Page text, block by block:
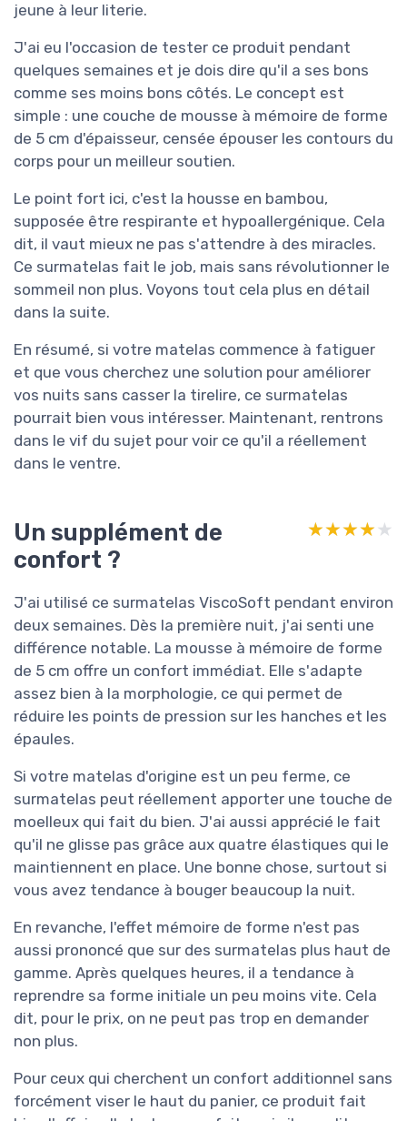
jeune à leur literie.
J'ai eu l'occasion de tester ce produit pendant
quelques semaines et je dois dire qu'il a ses bons
comme ses moins bons côtés. Le concept est
simple : une couche de mousse à mémoire de forme
de 5 cm d'épaisseur, censée épouser les contours du
corps pour un meilleur soutien.
Le point fort ici, c'est la housse en bambou,
supposée être respirante et hypoallergénique. Cela
dit, il vaut mieux ne pas s'attendre à des miracles.
Ce surmatelas fait le job, mais sans révolutionner le
sommeil non plus. Voyons tout cela plus en détail
dans la suite.
En résumé, si votre matelas commence à fatiguer
et que vous cherchez une solution pour améliorer
vos nuits sans casser la tirelire, ce surmatelas
pourrait bien vous intéresser. Maintenant, rentrons
dans le vif du sujet pour voir ce qu'il a réellement
dans le ventre.
Un supplément de
confort ?
★★★★★
★★★★★
J'ai utilisé ce surmatelas ViscoSoft pendant environ
deux semaines. Dès la première nuit, j'ai senti une
différence notable. La mousse à mémoire de forme
de 5 cm offre un confort immédiat. Elle s'adapte
assez bien à la morphologie, ce qui permet de
réduire les points de pression sur les hanches et les
épaules.
Si votre matelas d'origine est un peu ferme, ce
surmatelas peut réellement apporter une touche de
moelleux qui fait du bien. J'ai aussi apprécié le fait
qu'il ne glisse pas grâce aux quatre élastiques qui le
maintiennent en place. Une bonne chose, surtout si
vous avez tendance à bouger beaucoup la nuit.
En revanche, l'effet mémoire de forme n'est pas
aussi prononcé que sur des surmatelas plus haut de
gamme. Après quelques heures, il a tendance à
reprendre sa forme initiale un peu moins vite. Cela
dit, pour le prix, on ne peut pas trop en demander
non plus.
Pour ceux qui cherchent un confort additionnel sans
forcément viser le haut du panier, ce produit fait